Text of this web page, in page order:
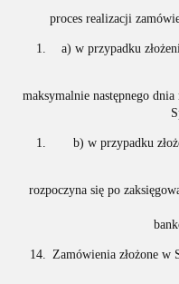
proces realizacji
a) w przypadku
maksymalnie następnego
b) w przypadku
rozpoczyna się po
Zamówienia złożone w